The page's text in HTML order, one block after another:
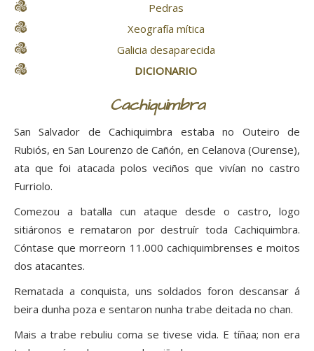
Pedras
Xeografía mítica
Galicia desaparecida
DICIONARIO
Cachiquimbra
San Salvador de Cachiquimbra estaba no Outeiro de
Rubiós, en San Lourenzo de Cañón, en Celanova (Ourense),
ata que foi atacada polos veciños que vivían no castro
Furriolo.
Comezou a batalla cun ataque desde o castro, logo
sitiáronos e remataron por destruír toda Cachiquimbra.
Cóntase que morreorn 11.000 cachiquimbrenses e moitos
dos atacantes.
Rematada a conquista, uns soldados foron descansar á
beira dunha poza e sentaron nunha trabe deitada no chan.
Mais a trabe rebuliu coma se tivese vida. E tíñaa; non era